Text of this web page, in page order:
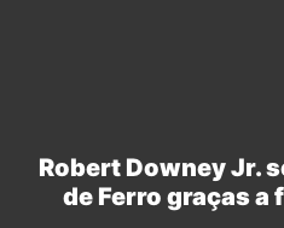
Robert Downey Jr.
de Ferro graças